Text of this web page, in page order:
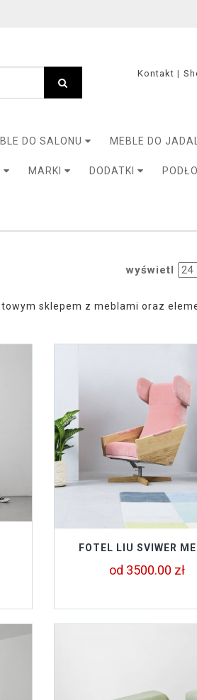
Kontakt
DO SALONU MEBLE DO
MARKI DODATKI
wyświetl
sklepem z meblami oraz
FOTEL LIU SVIWER
od 3500.00 zł